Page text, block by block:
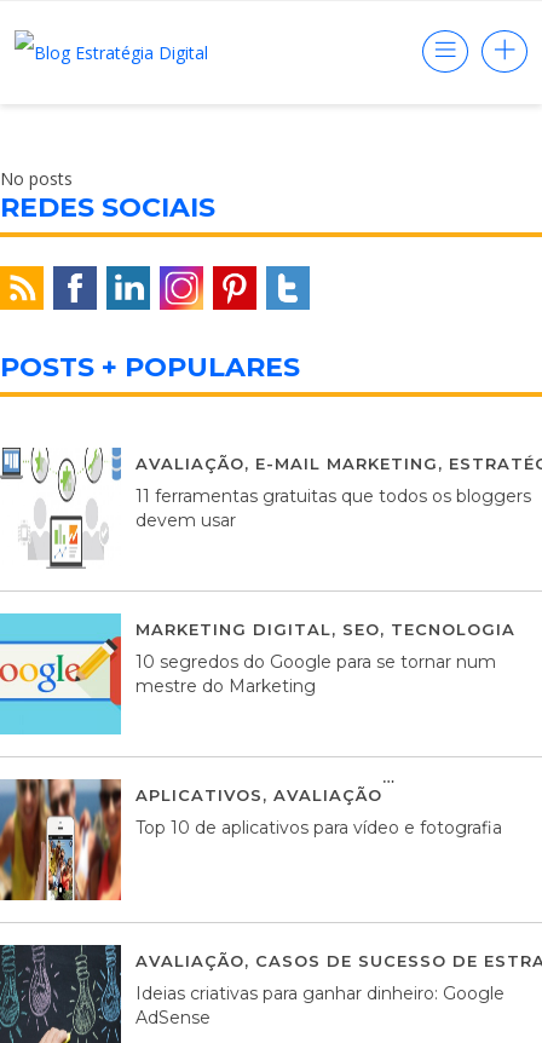
No posts
REDES SOCIAIS
POSTS + POPULARES
AVALIAÇÃO, E-MAIL MARKETING,
11 ferramentas gratuitas que todos os bloggers
devem usar
MARKETING DIGITAL, SEO, TECNOLOGIA
10 segredos do Google para se tornar num
mestre do Marketing
APLICATIVOS, AVALIAÇÃO
Top 10 de aplicativos para vídeo e fotografia
AVALIAÇÃO, CASOS DE SUCESSO DE
Ideias criativas para ganhar dinheiro: Google
AdSense